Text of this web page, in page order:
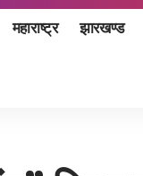
महाराष्ट्र झारखण्ड